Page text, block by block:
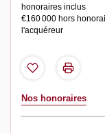
honoraires inclus
€160 000 hors
l'acquéreur
Nos honoraires